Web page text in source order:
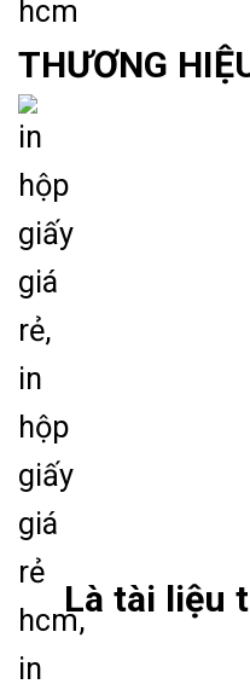
THƯƠNG
Là tài liệu